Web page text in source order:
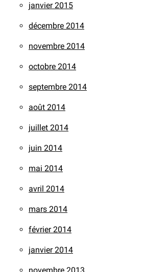
janvier 2015
décembre 2014
novembre 2014
octobre 2014
septembre 2014
août 2014
juillet 2014
juin 2014
mai 2014
avril 2014
mars 2014
février 2014
janvier 2014